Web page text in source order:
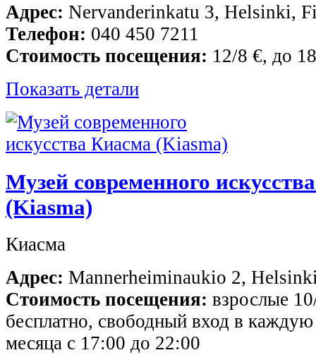
Адрес: Nervanderinkatu 3, Helsinki,
Телефон: 040 450 7211
Стоимость посещения: 12/8 €, до
Показать детали
Музей современного
(Kiasma)
Киасма
Адрес: Mannerheiminaukio 2,
Стоимость посещения: взрослые
бесплатно, свободный вход в
месяца с 17:00 до 22:00